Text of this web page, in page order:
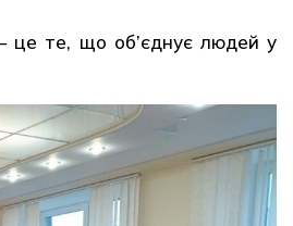
– це те, що об’єднує людей у